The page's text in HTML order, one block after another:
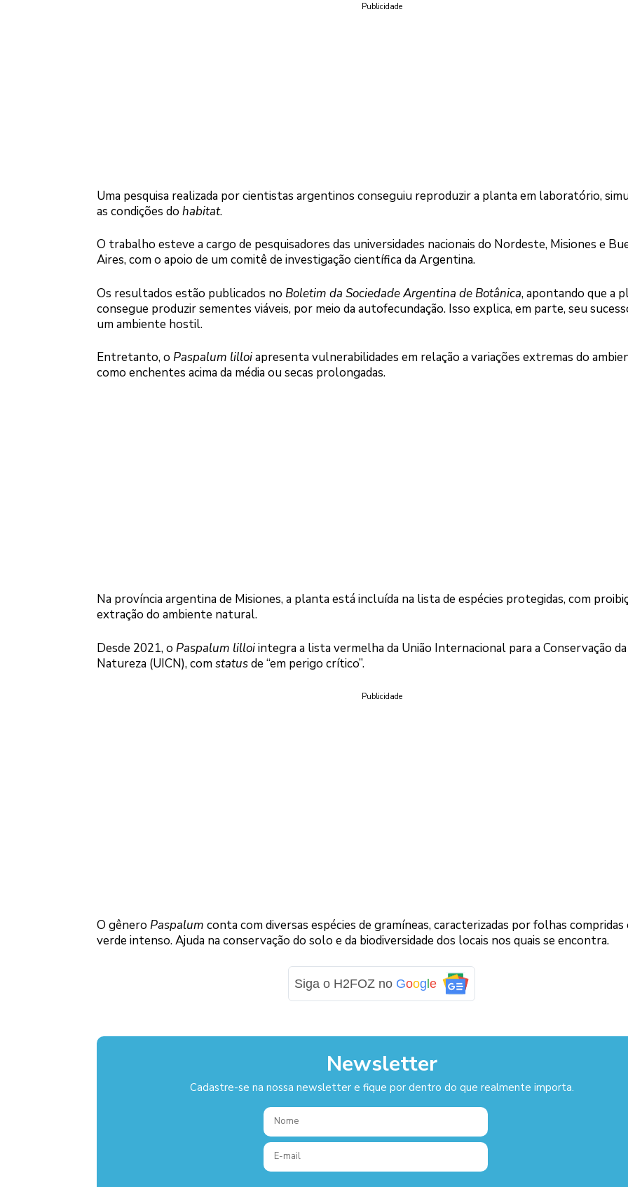
Publicidade
Uma pesquisa realizada por cientistas argentinos conseguiu reproduzir a planta em laboratório,
as condições do habitat.
O trabalho esteve a cargo de pesquisadores das universidades nacionais do Nordeste, Misiones e
Aires, com o apoio de um comitê de investigação científica da Argentina.
Os resultados estão publicados no Boletim da Sociedade Argentina de Botânica, apontando que a
consegue produzir sementes viáveis, por meio da autofecundação. Isso explica, em parte, seu
um ambiente hostil.
Entretanto, o Paspalum lilloiapresenta vulnerabilidades em relação a variações extremas do
como enchentes acima da média ou secas prolongadas.
Na província argentina de Misiones, a planta está incluída na lista de espécies protegidas, com
extração do ambiente natural.
Desde 2021, o Paspalum lilloiintegra a lista vermelha da União Internacional para a Conservação da
Natureza (UICN), comstatusde “em perigo crítico”.
Publicidade
O gênero Paspalum conta com diversas espécies de gramíneas, caracterizadas por folhas compridas
verde intenso. Ajuda na conservação do solo e da biodiversidade dos locais nos quais se encontra.
Siga o H2FOZ no Goog le
Newsletter
Cadastre-se na nossa newsletter e fique por dentro do que realmente importa.